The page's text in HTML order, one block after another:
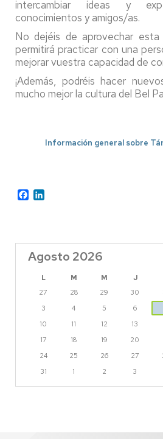
intercambiar ideas y
conocimientos y amigos/as.
No dejéis de aprovechar
permitirá practicar con una
mejorar vuestra capacidad de
¡Además, podréis hacer
mucho mejor la cultura del Bel
Información general sobre
Facebook
Agosto 2026
L M M J
27
28 29 30
3
4 5 6
10
11 12 13
17
18 19 20
24
25 26 27
31
1 2 3